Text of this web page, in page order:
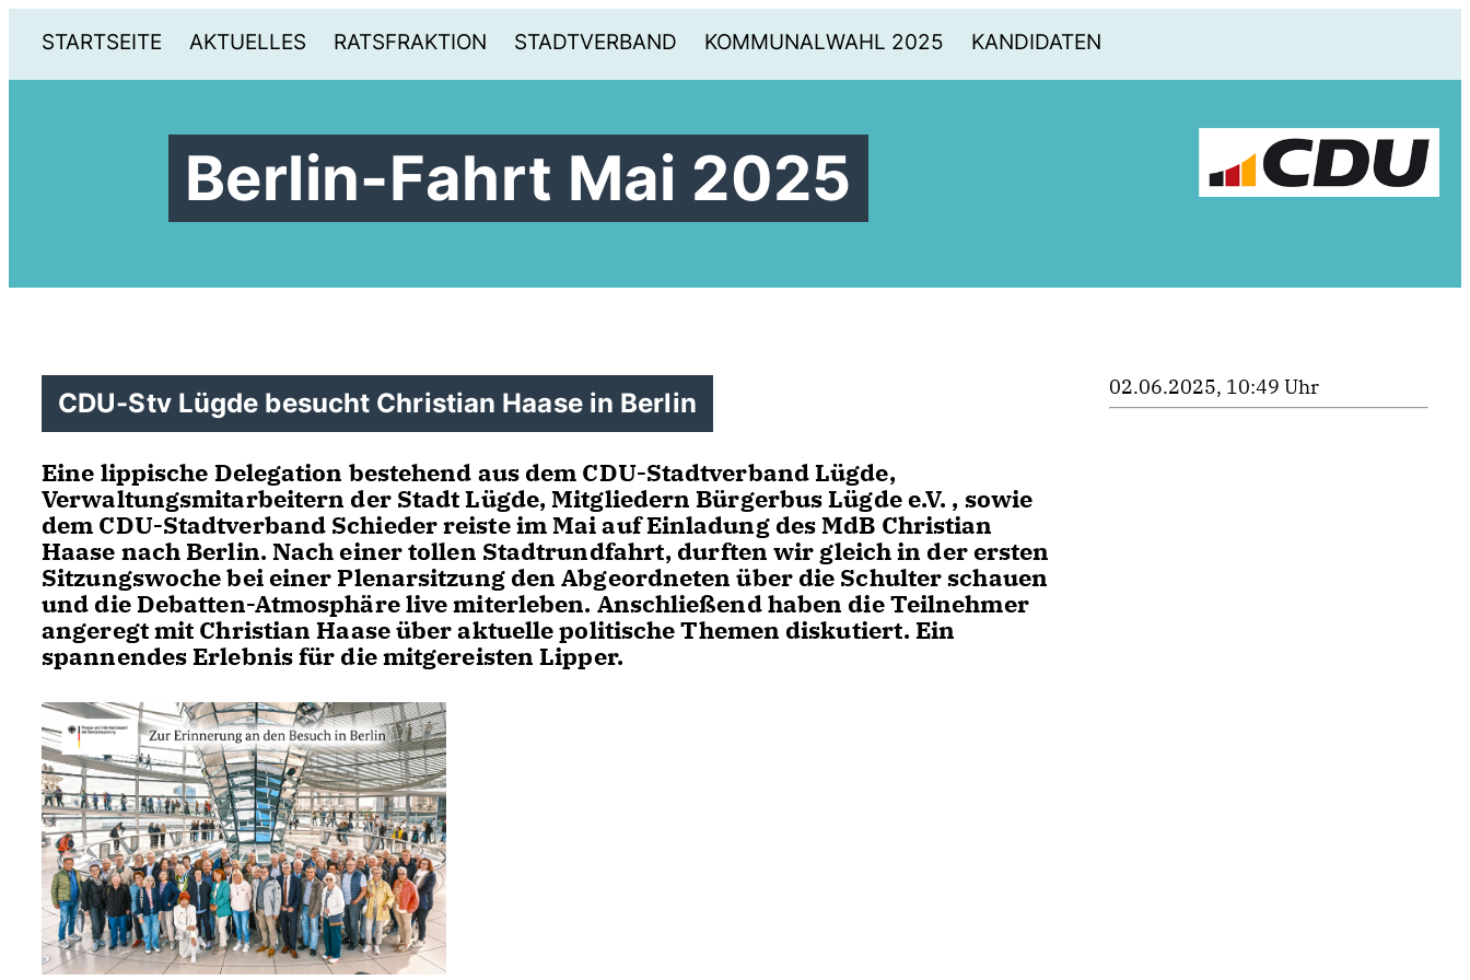
STARTSEITE AKTUELLES RATSFRAKTION STADTVERBAND KOMMUNALWAHL 2025 KANDIDATEN
Berlin-Fahrt Mai 2025
CDU-Stv Lügde besucht Christian Haase in Berlin
Eine lippische Delegation bestehend aus dem CDU-Stadtverband Lügde,
Verwaltungsmitarbeitern der Stadt Lügde, Mitgliedern Bürgerbus Lügde e.V. , sowie
dem CDU-Stadtverband Schieder reiste im Mai auf Einladung des MdB Christian
Haase nach Berlin. Nach einer tollen Stadtrundfahrt, durften wir gleich in der ersten
Sitzungswoche bei einer Plenarsitzung den Abgeordneten über die Schulter schauen
und die Debatten-Atmosphäre live miterleben. Anschließend haben die Teilnehmer
angeregt mit Christian Haase über aktuelle politische Themen diskutiert. Ein
spannendes Erlebnis für die mitgereisten Lipper.
02.06.2025, 10:49 Uhr